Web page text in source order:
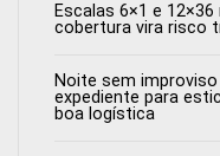
Escalas 6×1 e
cobertura vira risco
Noite sem
expediente para
boa logística